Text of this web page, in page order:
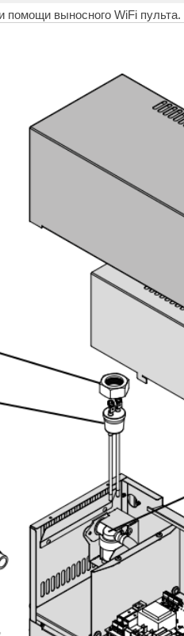
помощи выносного WiFi пульта.